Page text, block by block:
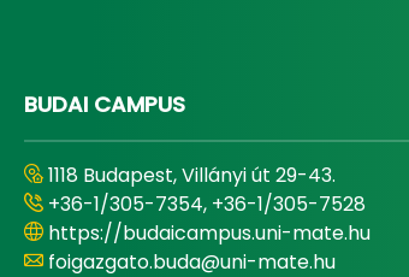
BUDAI CAMPUS
1118 Budapest, Villányi út 29-43.
+36-1/305-7354, +36-1/305-7528
https://budaicampus.uni-mate.hu
foigazgato.buda@uni-mate.hu